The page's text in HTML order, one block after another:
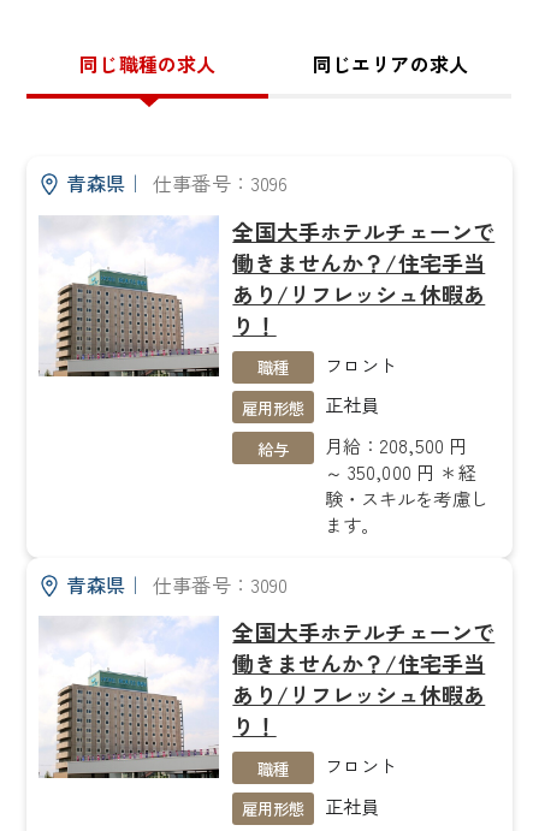
同じ職種の求人 同じエリアの求人
青森県｜ 仕事番号：3096
全国大手ホテルチェーンで
働きませんか？/住宅手当
あり/リフレッシュ休暇あ
り！
職種 フロント
雇用形態 正社員
給与
月給：208,500 円
～ 350,000 円 ＊経
験・スキルを考慮し
ます。
青森県｜ 仕事番号：3090
全国大手ホテルチェーンで
働きませんか？/住宅手当
あり/リフレッシュ休暇あ
り！
職種 フロント
雇用形態 正社員